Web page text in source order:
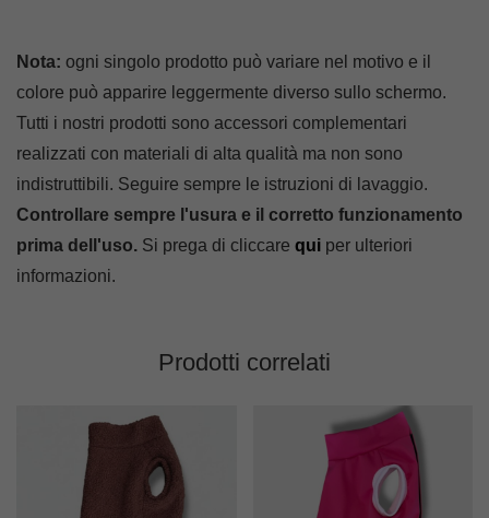
Nota: ogni singolo prodotto può variare nel motivo e il
colore può apparire leggermente diverso sullo schermo.
Tutti i nostri prodotti sono accessori complementari
realizzati con materiali di alta qualità ma non sono
indistruttibili. Seguire sempre le istruzioni di lavaggio.
Controllare sempre l'usura e il corretto funzionamento
prima dell'uso. Si prega di cliccare qui per ulteriori
informazioni.
Prodotti correlati